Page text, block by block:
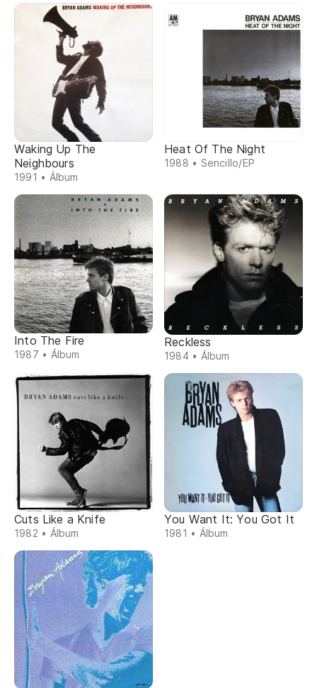
Waking Up The
Neighbours
1991 • Álbum
Heat Of The Night
1988 • Sencillo/EP
Into The Fire
1987 • Álbum
Reckless
1984 • Álbum
Cuts Like a Knife
1982 • Álbum
You Want It: You Got It
1981 • Álbum